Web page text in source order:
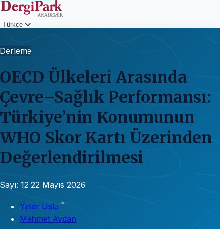
Türkçe
Derleme
OECD Ülkeleri Arasında
Çevre–Sağlık Performansı:
Türkiye’nin Konumunun
WHO Skor Kartı Üzerinden
Değerlendirilmesi
Sayı: 12 22 Mayıs 2026
Yeter Uslu *
Mehmet Avdan